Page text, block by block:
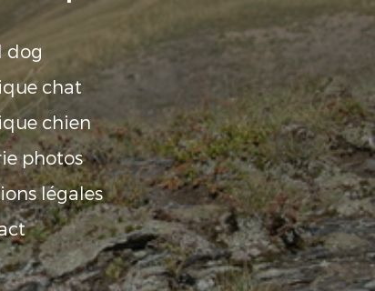
dog
chat
chien
photos
légales